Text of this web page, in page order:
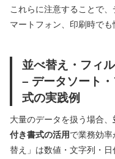
これらに注意することで
マートフォン、印刷時でも
並べ替え・フィ
– データソート
式の実践例
大量のデータを扱う場合、
付き書式の活用で業務効
替え」は数値・文字列・日